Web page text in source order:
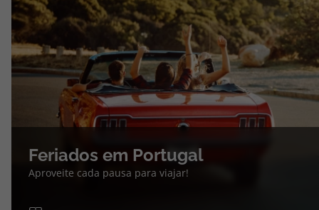
Feriados em Portugal
Aproveite cada pausa para viajar!